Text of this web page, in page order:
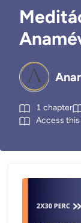
1 chapter
Access